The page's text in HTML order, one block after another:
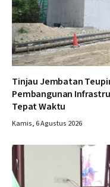
Tinjau Jembatan
Pembangunan
Tepat Waktu
Kamis, 6 Agustus 2026